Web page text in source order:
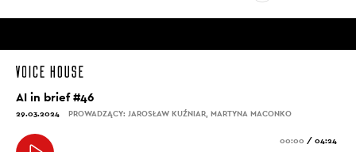
AI in brief #46
29.03.2024 PROWADZĄCY: JAROSŁAW KUŹNIAR, MARTYNA MACONKO
00:00 / 04:24